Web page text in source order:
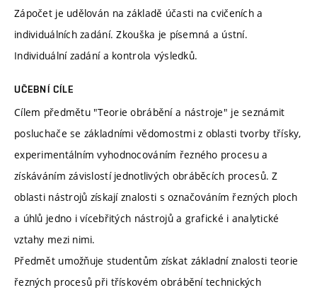
Zápočet je udělován na základě účasti na cvičeních a
individuálních zadání. Zkouška je písemná a ústní.
Individuální zadání a kontrola výsledků.
UČEBNÍ CÍLE
Cílem předmětu "Teorie obrábění a nástroje" je seznámit
posluchače se základními vědomostmi z oblasti tvorby třísky,
experimentálním vyhodnocováním řezného procesu a
získáváním závislostí jednotlivých obráběcích procesů. Z
oblasti nástrojů získají znalosti s označováním řezných ploch
a úhlů jedno i vícebřitých nástrojů a grafické i analytické
vztahy mezi nimi.
Předmět umožňuje studentům získat základní znalosti teorie
řezných procesů při třískovém obrábění technických